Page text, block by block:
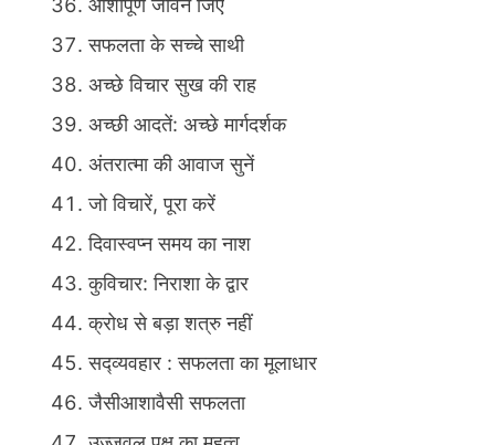
आशापूर्ण जीवन जिएं
सफलता के सच्चे साथी
अच्छे विचार सुख की राह
अच्छी आदतें: अच्छे मार्गदर्शक
अंतरात्मा की आवाज सुनें
जो विचारें, पूरा करें
दिवास्वप्न समय का नाश
कुविचार: निराशा के द्वार
क्रोध से बड़ा शत्रु नहीं
सद्व्यवहार : सफलता का मूलाधार
जैसीआशावैसी सफलता